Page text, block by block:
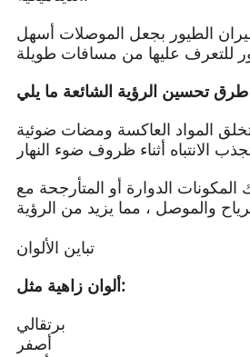
الطيور بجعل الموصلات أسهل
المواد العاكسة ومضات ضوئية
المكونات الدوارة أو المتأرجحة مع
تباين الألوان
ألوان زاهية مثل:
برتقالي
أصفر